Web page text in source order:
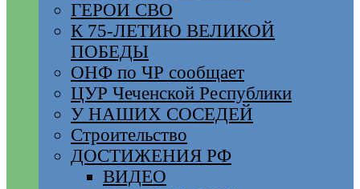
ГЕРОИ СВО
К 75-ЛЕТИЮ ВЕЛИКОЙ
ПОБЕДЫ
ОНФ по ЧР сообщает
ЦУР Чеченской Республики
У НАШИХ СОСЕДЕЙ
Строительство
ДОСТИЖЕНИЯ РФ
ВИДЕО